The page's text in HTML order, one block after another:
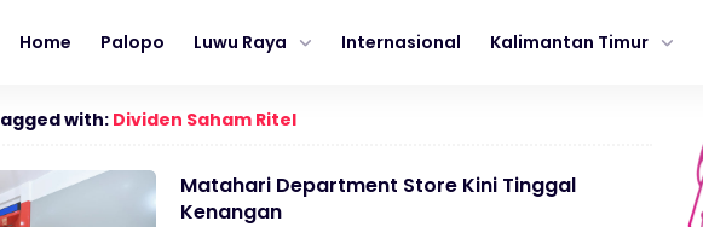
Home Palopo Luwu Raya Internasional Kalimantan Timur
with: Dividen Saham Ritel
Matahari Department Store Kini Tinggal
Kenangan